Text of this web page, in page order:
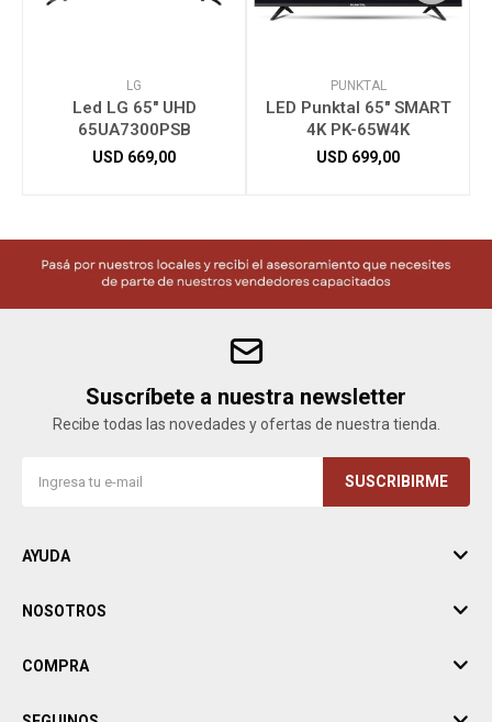
LG
Led LG 65" UHD
65UA7300PSB
USD 669,00
PUNKTAL
LED Punktal 65" SMART
4K PK-65W4K
USD 699,00
Suscríbete a nuestra newsletter
Recibe todas las novedades y ofertas de nuestra tienda.
SUSCRIBIRME
AYUDA
NOSOTROS
COMPRA